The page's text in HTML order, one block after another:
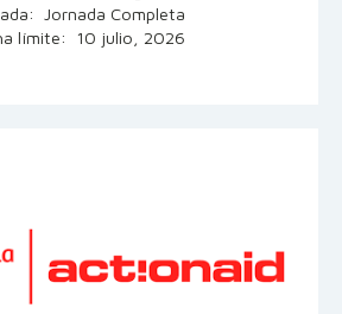
Jornada Completa
límite: 10 julio, 2026